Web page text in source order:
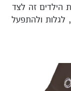
הילדים זה לצד
לגלות ולהתפעל